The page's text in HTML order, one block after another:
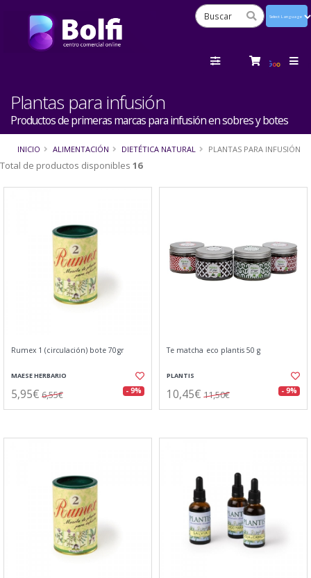
Plantas para infusión
Productos de primeras marcas para infusión en sobres y botes
INICIO ALIMENTACIÓN DIETÉTICA NATURAL PLANTAS PARA INFUSIÓN
Total de productos disponibles 16
Rumex 1 (circulación) bote 70gr
MAESE HERBARIO
5,95€ 6,55€ - 9%
Te matcha eco plantis 50 g
PLANTIS
10,45€ 11,50€ - 9%